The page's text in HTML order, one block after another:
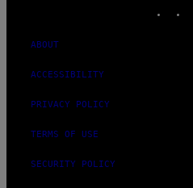
ABOUT
ACCESSIBILITY
PRIVACY POLICY
TERMS OF USE
SECURITY POLICY